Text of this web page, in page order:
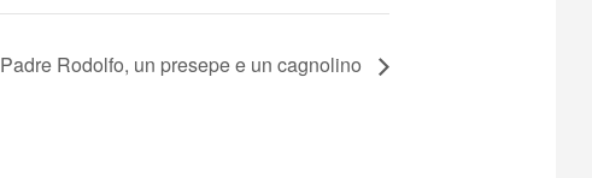
Padre Rodolfo, un presepe e un cagnolino